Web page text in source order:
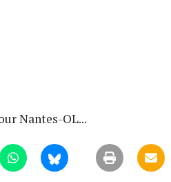
Nantes-OL...